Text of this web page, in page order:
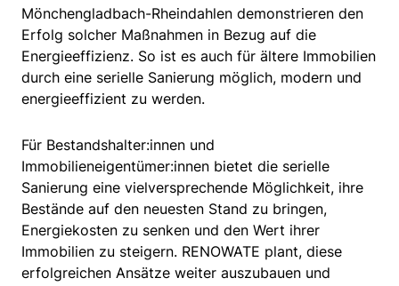
Mönchengladbach-Rheindahlen demonstrieren den
Erfolg solcher Maßnahmen in Bezug auf die
Energieeffizienz. So ist es auch für ältere Immobilien
durch eine serielle Sanierung möglich, modern und
energieeffizient zu werden.
Für Bestandshalter:innen und
Immobilieneigentümer:innen bietet die serielle
Sanierung eine vielversprechende Möglichkeit, ihre
Bestände auf den neuesten Stand zu bringen,
Energiekosten zu senken und den Wert ihrer
Immobilien zu steigern. RENOWATE plant, diese
erfolgreichen Ansätze weiter auszubauen und